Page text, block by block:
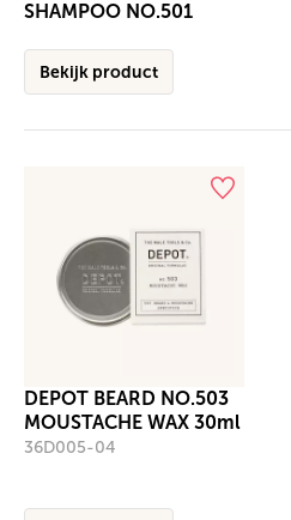
SHAMPOO NO.501
Bekijk product
DEPOT BEARD NO.503
MOUSTACHE WAX 30ml
36D005-04